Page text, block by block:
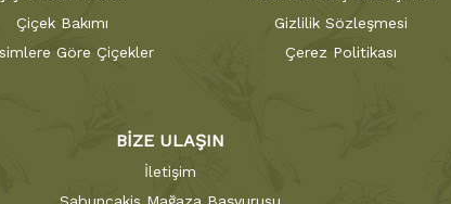
Çiçek Bakımı
Göre Çiçekler
Gizlilik Sözleşmesi
Çerez Politikası
BİZE ULAŞIN
İletişim